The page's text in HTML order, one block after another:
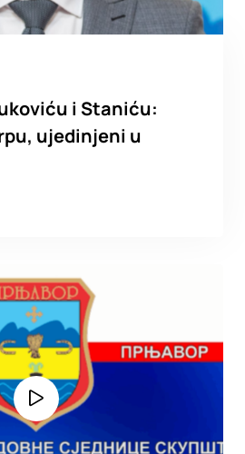
i Staniću:
ujedinjeni u